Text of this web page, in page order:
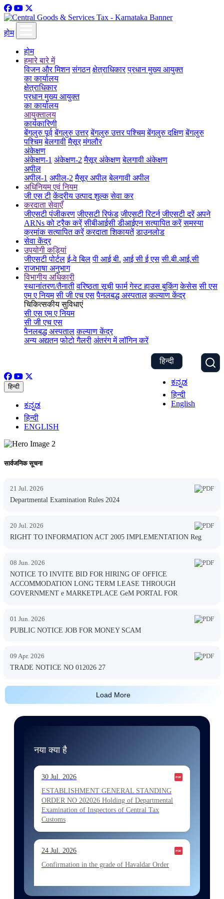
होम
होम
हमारे बारे में
विजन और मिशन संगठन क्षेत्राधिकार प्रधान मुख्य आयुक्त
का कार्यालय
क्षेत्राधिकार
प्रधान मुख्य आयुक्त
का कार्यालय
आयुक्तालय
कार्यकारिणी
बेंगलुरु पूर्व बेंगलुरु उत्तर बेंगलुरु उत्तर पश्चिम बेंगलुरु दक्षिण बेंगलुरु
पश्चिम बेलगावी मैसूर मंगलौर
अंकेक्षण
अंकेक्षण-1 अंकेक्षण-2 मैसूर अंकेक्षण बेलगावी अंकेक्षण
अपील
अपील-1 अपील-2 मैसूर अपील बेलगावी अपील
अधिनियम एवं नियम
जी एस टी केंद्रीय उत्पाद शुल्क सेवा कर
करदाता सेवाएँ
जीएसटी पंजीकरण जीएसटी रिफंड जीएसटी रिटर्न जीएसटी दरें अपने
ARNs को ट्रैक करें सीबीआईसी डीआईएन सत्यापित करें समस्या
क्रमांक सत्यापित करें करदाता शिकायतें डाउनलोड
सेवा केंद्र
उपयोगी कड़ियां
जीएसटी पोर्टल ई-वे बिल पी आई बी. आई सी ई एस सी.बी.आई.सी
राजभाषा अनुभाग
विभागीय अधिकारी
स्थानांतरण/तैनाती वरिष्ठता सूची फार्म गेस्ट हाउस बुकिंग केसेस सी एस
एम ए नियम सी जी एच एस पैनलबद्ध अस्पताल कल्याण केंद्र
चिकित्सकीय सुविधाएं
सी एस एम ए नियम
सी जी एच एस
पैनलबद्ध अस्पताल कल्याण केंद्र
अन्य अद्यतन फोटो गैलरी अंतरंग में लॉगिन करें
हिन्दी
ಕನ್ನಡ
हिन्दी
English
हिन्दी
ಕನ್ನಡ
हिन्दी
ENGLISH
सार्वजनिक सूचना
21 Jul. 2026
Departmental Examination Rules 2024
20 Jul. 2026
RIGHT TO INFORMATION ACT 2005 IMPLEMENTATION Reg
08 Jun. 2026
NOTICE TO INVITE BID FOR HIRING OF OFFICE
ACCOMMODATION LONG TERM LEASE THROUGH
GOVERNMENT e MARKETPLACE GeM PORTAL FOR
01 Jun. 2026
PUBLIC NOTICE JOB FOR MONEY SCAM
09 Apr. 2026
TRADE NOTICE NO 012026 27
Load More
नया क्या है
30 Jul. 2026
ESTABLISHMENT GENERAL STANDING
ORDER NO 202026 Holding of Departmental
Examination of Inspectors of Central Tax
Customs
24 Jul. 2026
Confirmation in the grade of Havaldar Order